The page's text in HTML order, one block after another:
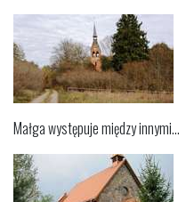
Małga występuje między innymi...